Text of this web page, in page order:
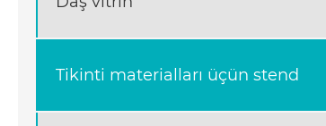
Tikinti materialları üçün stend